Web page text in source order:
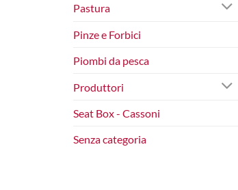
Pastura
Pinze e Forbici
Piombi da pesca
Produttori
Seat Box - Cassoni
Senza categoria